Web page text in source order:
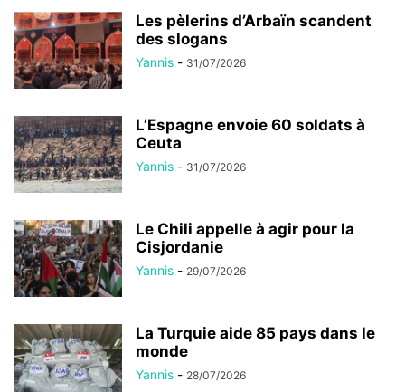
Les pèlerins d’Arbaïn scandent
des slogans
Yannis - 31/07/2026
L’Espagne envoie 60 soldats à
Ceuta
Yannis - 31/07/2026
Le Chili appelle à agir pour la
Cisjordanie
Yannis - 29/07/2026
La Turquie aide 85 pays dans le
monde
Yannis - 28/07/2026